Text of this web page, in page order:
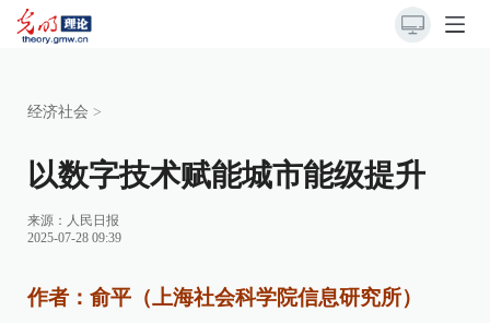
经济社会 >
以数字技术赋能城市能级提升
来源： 人民日报
2025-07-28 09:39
作者：俞平（上海社会科学院信息研究所）